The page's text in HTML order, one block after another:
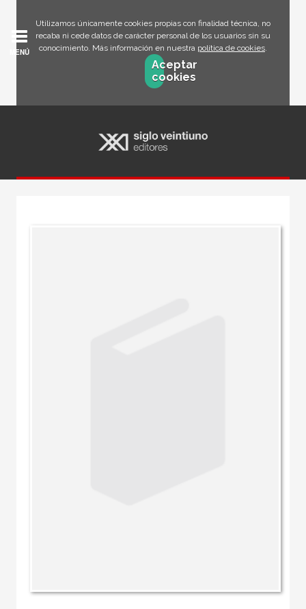
Utilizamos únicamente cookies propias con finalidad técnica, no
recaba ni cede datos de carácter personal de los usuarios sin su
conocimiento. Más información en nuestra política de cookies.
Aceptar
cookies
MENÚ